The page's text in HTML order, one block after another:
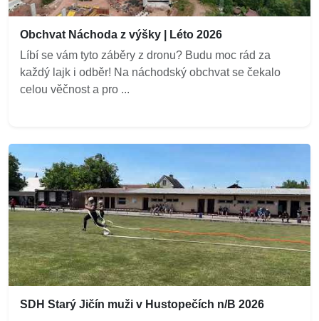
Obchvat Náchoda z výšky | Léto 2026
Líbí se vám tyto záběry z dronu? Budu moc rád za
každý lajk i odběr! Na náchodský obchvat se čekalo
celou věčnost a pro ...
SDH Starý Jičín muži v Hustopečích n/B 2026